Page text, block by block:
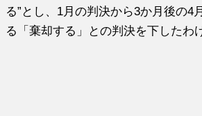
る”とし、1月の判決から3か月後の4
る「棄却する」との判決を下したわ